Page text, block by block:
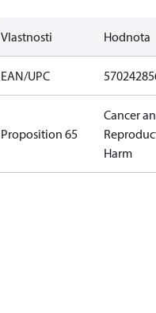
Vlastnosti Hodnota
EAN/UPC
Proposition 65
Cancer
Harm